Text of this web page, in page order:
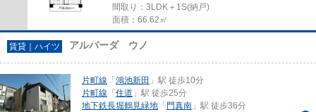
間取り：3LDK＋1S(納戸)
面積：66.62㎡
賃貸｜ハイツ アルバーダ ウノ
片町線 「 鴻池新田 」駅 徒歩10分
片町線 「 住道 」駅 徒歩25分
地下鉄長堀鶴見緑地 「 門真南 」駅 徒歩36分